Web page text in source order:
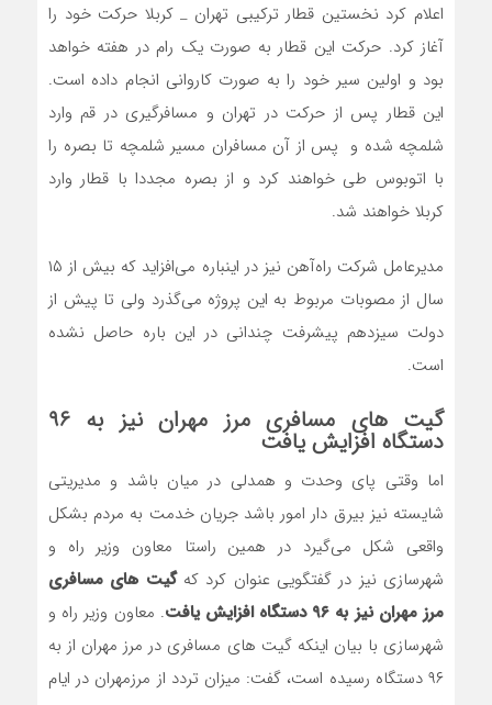
اعلام کرد نخستین قطار ترکیبی تهران _ کربلا حرکت خود را
آغاز کرد. حرکت این قطار به صورت یک رام در هفته خواهد
بود و اولین سیر خود را به صورت کاروانی انجام داده است.
این قطار پس از حرکت در تهران و مسافرگیری در قم وارد
شلمچه شده و پس از آن مسافران مسیر شلمچه تا بصره را
با اتوبوس طی خواهند کرد و از بصره مجددا با قطار وارد
کربلا خواهند شد.
مدیرعامل شرکت راه‌آهن نیز در اینباره می‌افزاید که بیش از ۱۵
سال از مصوبات مربوط به این پروژه می‌گذرد ولی تا پیش از
دولت سیزدهم پیشرفت چندانی در این باره حاصل نشده
است.
گیت های مسافری مرز مهران نیز به ۹۶
دستگاه افزایش یافت
اما وقتی پای وحدت و همدلی در میان باشد و مدیریتی
شایسته نیز بیرق دار امور باشد جریان خدمت به مردم بشکل
واقعی شکل می‌گیرد در همین راستا معاون وزیر راه و
شهرسازی نیز در گفتگویی عنوان کرد کهگیت های مسافری
مرز مهران نیز به ۹۶ دستگاه افزایش یافت
. معاون وزیر راه و
شهرسازی با بیان اینکه گیت های مسافری در مرز مهران از به
۹۶ دستگاه رسیده است، گفت: میزان تردد از مرزمهران در ایام